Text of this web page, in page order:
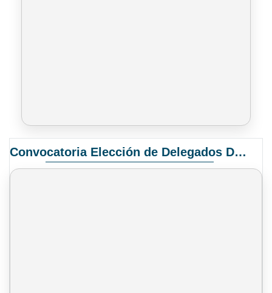
Convocatoria Elección de Delegados Docentes para el XIV Congreso Nacional de Universidades